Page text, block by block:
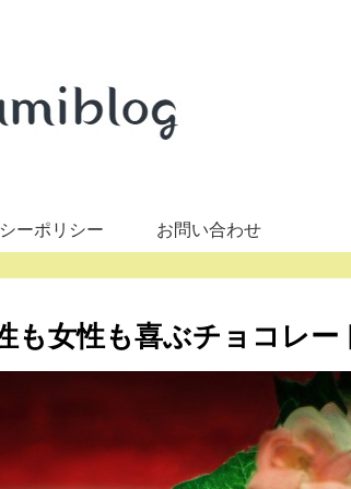
ーポリシー お問い合わせ
女性も喜ぶチョコレー